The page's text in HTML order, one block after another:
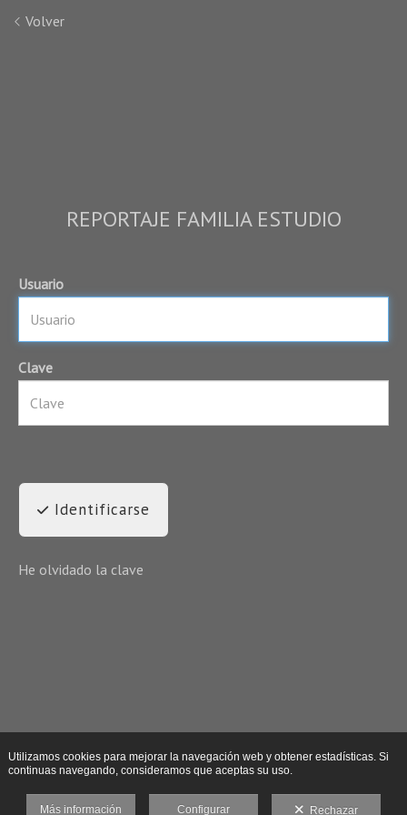
Volver
REPORTAJE FAMILIA ESTUDIO
Usuario
Clave
Identificarse
He olvidado la clave
Utilizamos cookies para mejorar la navegación web y obtener estadísticas. Si
continuas navegando, consideramos que aceptas su uso.
Más información Configurar Rechazar